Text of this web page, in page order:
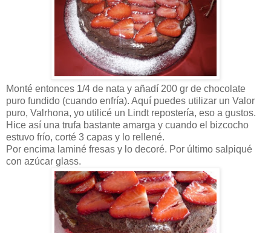
Monté entonces 1/4 de nata y añadí 200 gr de chocolate
puro fundido (cuando enfría). Aquí puedes utilizar un Valor
puro, Valrhona, yo utilicé un Lindt repostería, eso a gustos.
Hice así una trufa bastante amarga y cuando el bizcocho
estuvo frío, corté 3 capas y lo rellené.
Por encima laminé fresas y lo decoré. Por último salpiqué
con azúcar glass.